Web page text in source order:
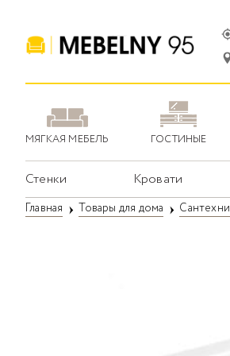
МЯГКАЯ МЕБЕЛЬ ГОСТИНЫЕ
Стенки Кровати
Главная Товары для дома